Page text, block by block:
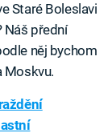
Staré Boleslavi
Náš přední
něj bychom
Moskvu.